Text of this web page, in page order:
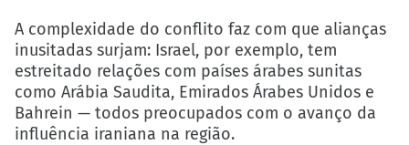
A complexidade do conflito faz com que alianças
inusitadas surjam: Israel, por exemplo, tem
estreitado relações com países árabes sunitas
como Arábia Saudita, Emirados Árabes Unidos e
Bahrein — todos preocupados com o avanço da
influência iraniana na região.